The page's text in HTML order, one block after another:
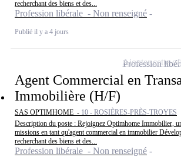
recherchant des biens et des...
Profession libérale - Non renseigné
Publié il y a 4 jours
Agent Commercial en
Immobilière (H/F)
SAS OPTIMHOME - 10 - ROSIÈRES-PRÈS-TROYES
Description du poste : Rejoignez Optimhome Immobilier,
missions en tant qu'agent commercial en immobilier
recherchant des biens et des...
Profession libérale - Non renseigné
Profession
Ajouter cette